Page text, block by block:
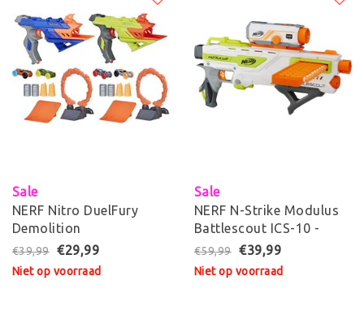
Sale
NERF Nitro DuelFury
Demolition
€39,99 €29,99
Niet op voorraad
Sale
NERF N-Strike Modulus
Battlescout ICS-10 -
Blaster
€59,99 €39,99
Niet op voorraad